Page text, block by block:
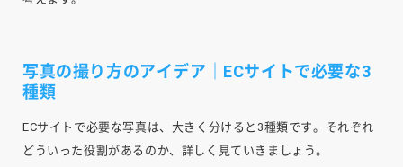
写真の撮り方のアイデア｜ECサイトで必要な3
種類
ECサイトで必要な写真は、大きく分けると3種類です。それぞれ
どういった役割があるのか、詳しく見ていきましょう。